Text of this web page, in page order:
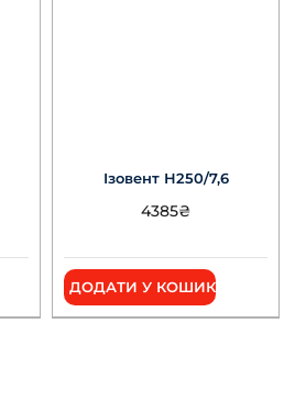
Ізовент Н250/7,6
4385₴
ДОДАТИ У КОШИК